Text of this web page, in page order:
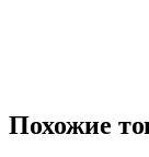
Похожие